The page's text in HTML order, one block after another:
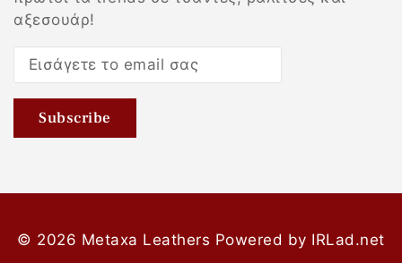
αξεσουάρ!
© 2026 Metaxa Leathers Powered by IRLad.net